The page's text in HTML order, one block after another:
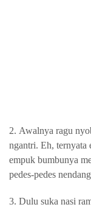
2. Awalnya ragu
ngantri. Eh, ternyata
empuk bumbunya
pedes-pedes
3. Dulu suka nasi